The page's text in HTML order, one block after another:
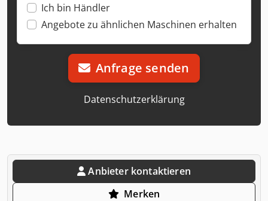
Ich bin Händler
Angebote zu ähnlichen Maschinen erhalten
Anfrage senden
Datenschutzerklärung
Anbieter kontaktieren
Merken